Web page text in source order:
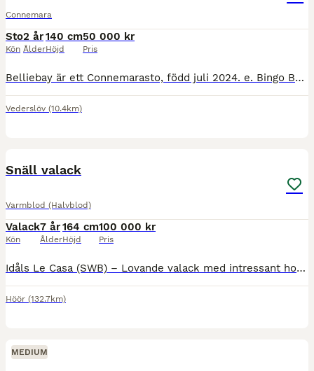
Connemara
Sto
Kön
2 år
Ålder
140 cm
Höjd
50 000 kr
Pris
Belliebay är ett Connemarasto, född juli 2024. e. Bingo Bell RC 112 – u. Cashelbay Ella Hon beräknas bli maxad C/liten D-ponny. Skimmel, född gulbrun. HWSD N/N Nu finns möjligheten att förvärva et
Vederslöv (10.4km)
Snäll valack
Varmblod (Halvblod)
Valack
Kön
7 år
Ålder
164 cm
Höjd
100 000 kr
Pris
Idåls Le Casa (SWB) – Lovande valack med intressant hoppstam Idåls Le Casa (SWB) Född 2019 • Valack • ca 162 cm • Brun Efter Casanova Hästak u. Lemina (4) (SWB), som tävlat hoppning upp till 130 cm. N
Höör (132.7km)
MEDIUM